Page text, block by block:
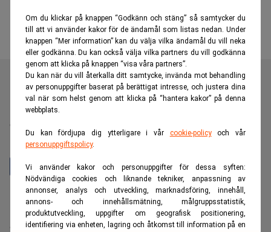
Om du klickar på knappen “Godkänn och stäng” så samtycker du
till att vi använder kakor för de ändamål som listas nedan. Under
knappen “Mer information” kan du välja vilka ändamål du vill neka
eller godkänna. Du kan också välja vilka partners du vill godkänna
genom att klicka på knappen “visa våra partners”.
Du kan när du vill återkalla ditt samtycke, invända mot behandling
av personuppgifter baserat på berättigat intresse, och justera dina
val när som helst genom att klicka på “hantera kakor” på denna
webbplats.
Du kan fördjupa dig ytterligare i vår cookie-policyoch vår
personuppgiftspolicy.
Vi använder kakor och personuppgifter för dessa syften:
Nödvändiga cookies och liknande tekniker, anpassning av
annonser, analys och utveckling, marknadsföring, innehåll,
annons- och innehållsmätning, målgruppsstatistik,
produktutveckling, uppgifter om geografisk positionering,
identifiering via enheten, lagring och åtkomst till information på en
Realtid är en oberoende och kostnadsfri nyhetskanal för
dig som vill fördjupa dig inom finans- och
näringslivsnyheter.
Hantera prenumeration
Integritetspolicy för personuppgifter
Cookiepolicy